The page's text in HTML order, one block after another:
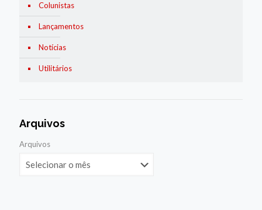
Colunistas
Lançamentos
Notícias
Utilitários
Arquivos
Arquivos